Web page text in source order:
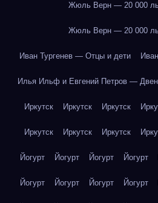
Жюль Верн — 20 000
Жюль Верн — 20 000
Иван Тургенев — Отцы и дети
Илья Ильф и Евгений Петров —
Иркутск Иркутск Иркутск
Иркутск Иркутск Иркутск
Йогурт Йогурт Йогурт Йогурт
Йогурт Йогурт Йогурт Йогурт